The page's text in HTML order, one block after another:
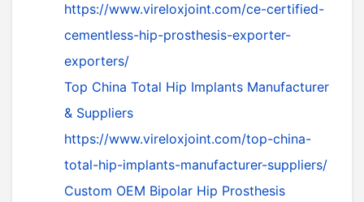
https://www.vireloxjoint.com/ce-certified-
cementless-hip-prosthesis-exporter-
exporters/
Top China Total Hip Implants Manufacturer
& Suppliers
https://www.vireloxjoint.com/top-china-
total-hip-implants-manufacturer-suppliers/
Custom OEM Bipolar Hip Prosthesis